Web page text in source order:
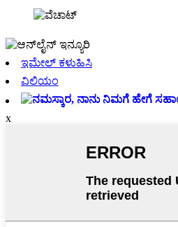
ಇಮೇಲ್ ಕಳುಹಿಸಿ
ವಿಲಿಯಂ
x